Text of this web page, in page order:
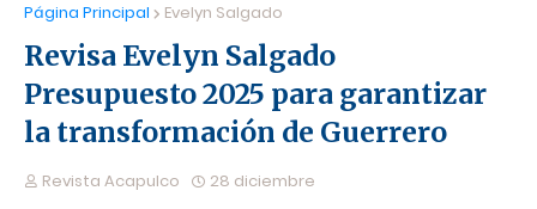
Página Principal Evelyn Salgado
Revisa Evelyn Salgado
Presupuesto 2025 para garantizar
la transformación de Guerrero
Revista Acapulco 28 diciembre